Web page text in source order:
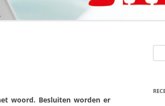
woord. Besluiten worden er